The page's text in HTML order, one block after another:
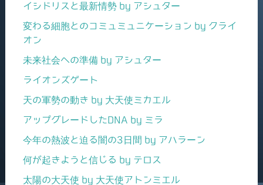
イシドリスと最新情勢 by アシュター
変わる細胞とのコミュミュニケーション by クライ
オン
未来社会への準備 by アシュター
ライオンズゲート
天の軍勢の動き by 大天使ミカエル
アップグレードしたDNA by ミラ
今年の熱波と迫る闇の3日間 by アハラーン
何が起きようと信じる by テロス
太陽の大天使 by 大天使アトンミエル